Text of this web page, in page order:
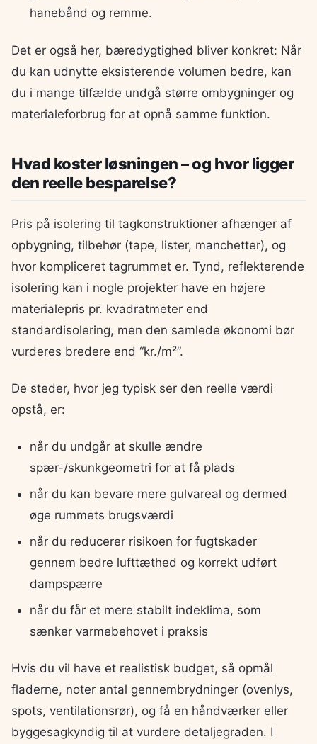
hanebånd og remme.
Det er også her, bæredygtighed bliver konkret: Når
du kan udnytte eksisterende volumen bedre, kan
du i mange tilfælde undgå større ombygninger og
materialeforbrug for at opnå samme funktion.
Hvad koster løsningen – og hvor ligger
den reelle besparelse?
Pris på isolering til tagkonstruktioner afhænger af
opbygning, tilbehør (tape, lister, manchetter), og
hvor kompliceret tagrummet er. Tynd, reflekterende
isolering kan i nogle projekter have en højere
materialepris pr. kvadratmeter end
standardisolering, men den samlede økonomi bør
vurderes bredere end “kr./m²”.
De steder, hvor jeg typisk ser den reelle værdi
opstå, er:
når du undgår at skulle ændre
spær-/skunkgeometri for at få plads
når du kan bevare mere gulvareal og dermed
øge rummets brugsværdi
når du reducerer risikoen for fugtskader
gennem bedre lufttæthed og korrekt udført
dampspærre
når du får et mere stabilt indeklima, som
sænker varmebehovet i praksis
Hvis du vil have et realistisk budget, så opmål
fladerne, noter antal gennembrydninger (ovenlys,
spots, ventilationsrør), og få en håndværker eller
byggesagkyndig til at vurdere detaljegraden. I